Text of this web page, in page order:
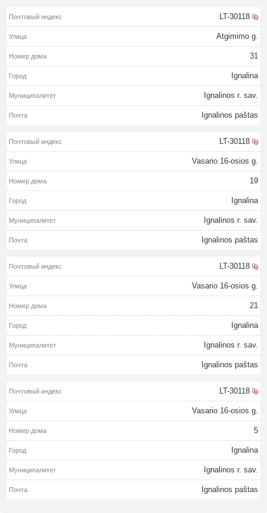
LT-30118
Atgimimo g.
31
Ignalina
Ignalinos r. sav.
Ignalinos paštas
LT-30118
Vasario 16-osios g.
19
Ignalina
Ignalinos r. sav.
Ignalinos paštas
LT-30118
Vasario 16-osios g.
21
Ignalina
Ignalinos r. sav.
Ignalinos paštas
LT-30118
Vasario 16-osios g.
5
Ignalina
Ignalinos r. sav.
Ignalinos paštas